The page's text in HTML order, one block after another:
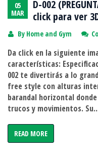
05
MAR
D-002
click para ver
By Home and Gym
Da click en la siguiente
características:
002 te divertirás a lo
free style con alturas
barandal horizontal
trucos y movimientos.
READ MORE